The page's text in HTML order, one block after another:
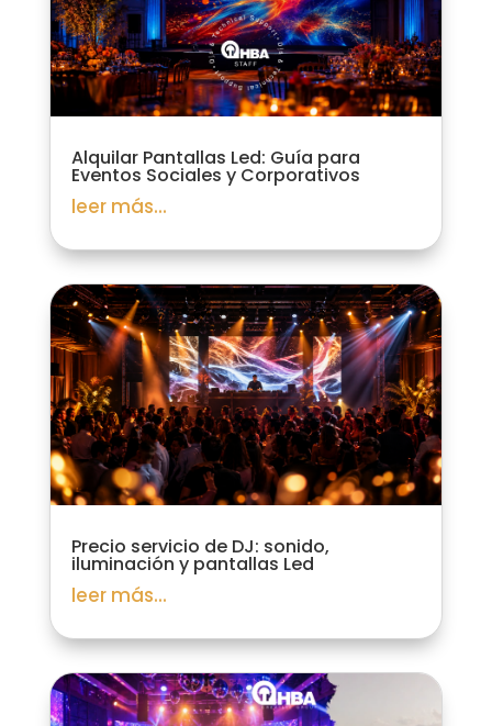
Alquilar Pantallas Led: Guía para
Eventos Sociales y Corporativos
leer más...
Precio servicio de DJ: sonido,
iluminación y pantallas Led
leer más...